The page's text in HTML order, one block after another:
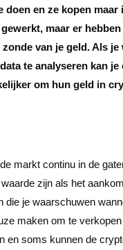
en ze kopen maar
maar er
van je geld. Als
te analyseren kan je
om hun geld in
markt continu in de
zijn als het
je waarschuwen
maken om te
en soms kunnen de